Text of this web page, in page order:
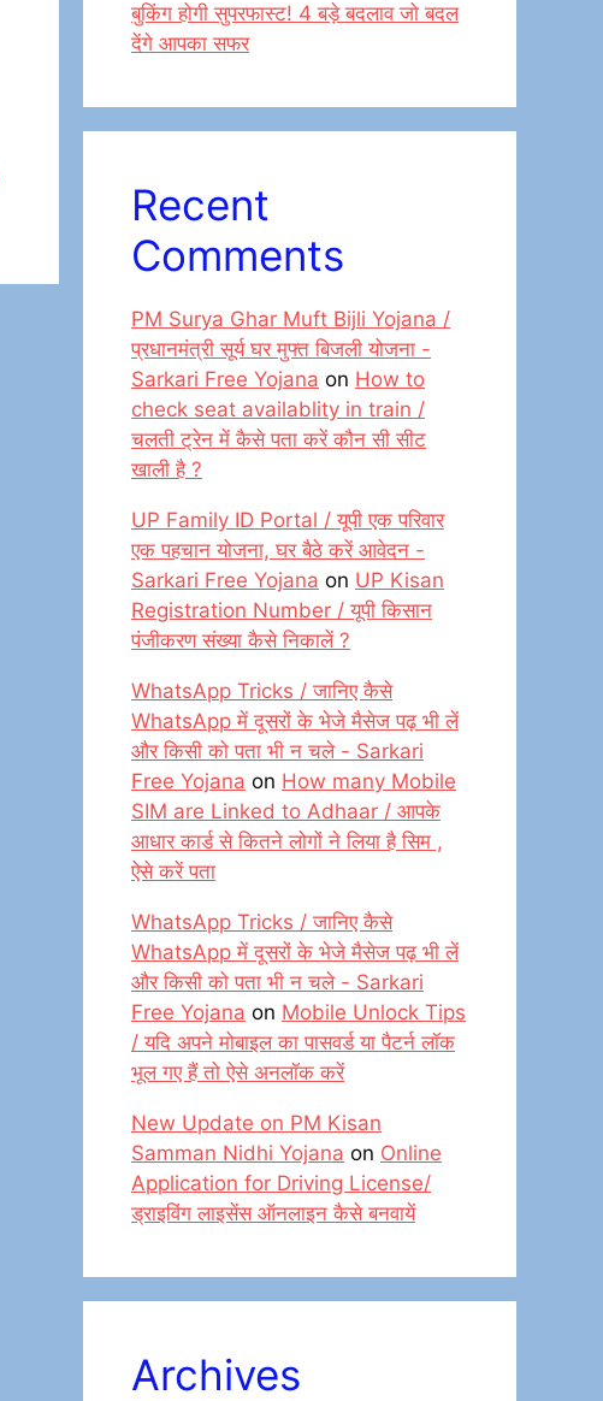
बुकिंग होगी सुपरफास्ट! 4 बड़े बदलाव जो बदल
देंगे आपका सफर
Recent
Comments
PM Surya Ghar Muft Bijli Yojana /
प्रधानमंत्री सूर्य घर मुफ्त बिजली योजना -
Sarkari Free Yojana on How to
check seat availablity in train /
चलती ट्रेन में कैसे पता करें कौन सी सीट
खाली है ?
UP Family ID Portal / यूपी एक परिवार
एक पहचान योजना, घर बैठे करें आवेदन -
Sarkari Free Yojana on UP Kisan
Registration Number / यूपी किसान
पंजीकरण संख्या कैसे निकालें ?
WhatsApp Tricks / जानिए कैसे
WhatsApp में दूसरों के भेजे मैसेज पढ़ भी लें
और किसी को पता भी न चले - Sarkari
Free Yojana on How many Mobile
SIM are Linked to Adhaar / आपके
आधार कार्ड से कितने लोगों ने लिया है सिम ,
ऐसे करें पता
WhatsApp Tricks / जानिए कैसे
WhatsApp में दूसरों के भेजे मैसेज पढ़ भी लें
और किसी को पता भी न चले - Sarkari
Free Yojana on Mobile Unlock Tips
/ यदि अपने मोबाइल का पासवर्ड या पैटर्न लॉक
भूल गए हैं तो ऐसे अनलॉक करें
New Update on PM Kisan
Samman Nidhi Yojana on Online
Application for Driving License/
ड्राइविंग लाइसेंस ऑनलाइन कैसे बनवायें
Archives